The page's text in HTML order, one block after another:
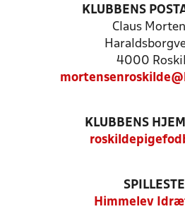
KLUBBENS
Claus
4000
KLUBBENS
Himmelev